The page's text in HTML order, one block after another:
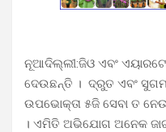
ନୂଆଦିଲ୍ଲୀ:ଜିଓ ଏବଂ
ଦେଉଛନ୍ତି । ଦ୍ରୁତ ଏବଂ ସୁଗମ
ଉପଭୋକ୍ତା ୫ଜି ସେବା ତ
। ଏମିତି ଅଭିଯୋଗ ଅନେକ